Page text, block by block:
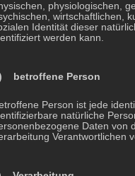
von Ihnen
z. B. für die
Webseite (z.B. Cookies zur
erforderlich sind, werden auf
gespeichert, sofern
Der Websitebetreiber hat
von Cookies zur
seiner Dienste.
Cookies abgefragt wurde,
Cookies ausschließlich auf
6 Abs. 1 lit. a DSGVO); die
physiologischen,
wirtschaftlichen,
Identität dieser
werden kann.
betroffene Person
Person ist jede
natürliche
Daten von
Verantwortlichen